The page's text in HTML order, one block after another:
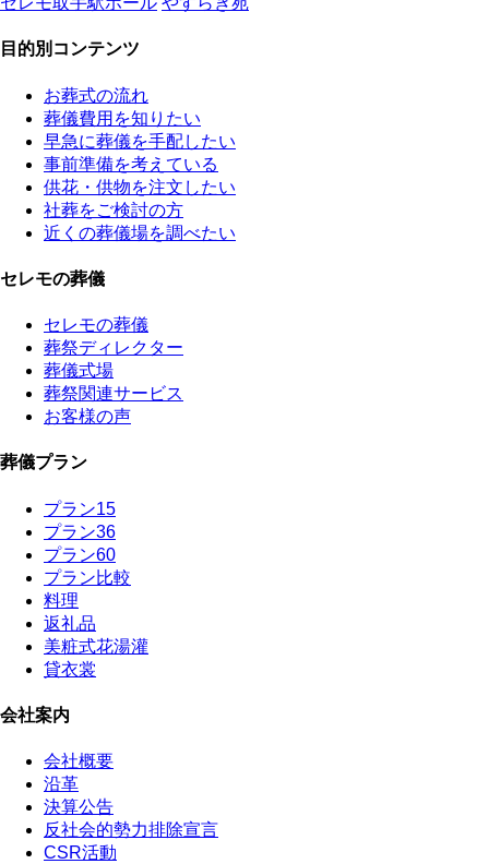
目的別コンテンツ
お葬式の流れ
葬儀費用を知りたい
早急に葬儀を手配したい
事前準備を考えている
供花・供物を注文したい
社葬をご検討の方
近くの葬儀場を調べたい
セレモの葬儀
セレモの葬儀
葬祭ディレクター
葬儀式場
葬祭関連サービス
お客様の声
葬儀プラン
プラン15
プラン36
プラン60
プラン比較
料理
返礼品
美粧式花湯灌
貸衣裳
会社案内
会社概要
沿革
決算公告
反社会的勢力排除宣言
CSR活動